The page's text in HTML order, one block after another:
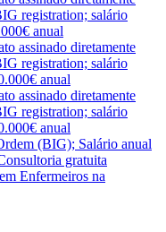
registration; salário
anual
assinado diretamente
registration; salário
anual
assinado diretamente
registration; salário
anual
(BIG); Salário anual
gratuita
Enfermeiros na